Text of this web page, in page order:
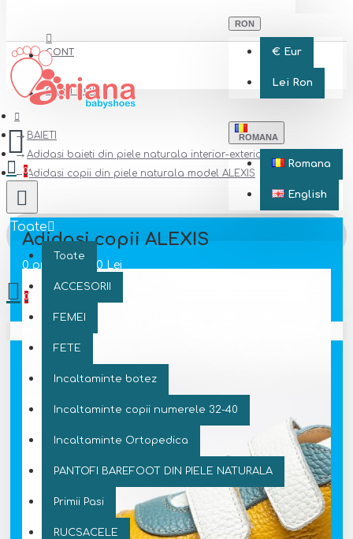
CONT
CONT NOU
RON
€ Eur
Lei Ron
ROMANA
Romana
English
0
Toate
Toate
ACCESORII
FEMEI
FETE
Incaltaminte botez
Incaltaminte copii numerele 32-40
Incaltaminte Ortopedica
PANTOFI BAREFOOT DIN PIELE NATURALA
Primii Pasi
RUCSACELE
0 produs(e) - 0 Lei
0
Coșul este gol!
BAIETI
Adidasi baieti din piele naturala interior-exterior
Adidasi copii din piele naturala model ALEXIS
Adidasi copii ALEXIS